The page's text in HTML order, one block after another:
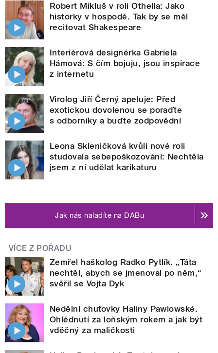
Robert Mikluš v roli Othella: Jako
historky v hospodě. Tak by se měl
recitovat Shakespeare
Interiérová designérka Gabriela
Hámová: S čím bojuju, jsou inspirace
z internetu
Virolog Jiří Černý apeluje: Před
exotickou dovolenou se poraďte
s odborníky a buďte zodpovědní
Leona Skleničková kvůli nové roli
studovala sebepoškozování: Nechtěla
jsem z ní udělat karikaturu
Jak nás naladíte na DABu
VÍCE Z POŘADU
Zemřel haškolog Radko Pytlík. „Táta
nechtěl, abych se jmenoval po něm,“
svěřil se Vojta Dyk
Nedělní chuťovky Haliny Pawlowské.
Ohlédnutí za loňským rokem a jak být
vděčný za maličkosti